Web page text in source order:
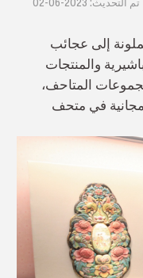
إلى عجائب
والمنتجات
المتاحف،
في متحف